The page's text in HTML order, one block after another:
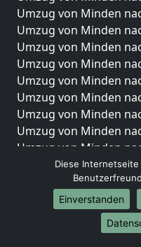
Umzug von Minden
Umzug von Minden
Umzug von Minden
Umzug von Minden
Umzug von Minden
Umzug von Minden
Umzug von Minden
Umzug von Minden
Umzug von Minden
Umzug von Minden
Umzug von Minden
Umzüge-
Umzug von Minden
Diese
Einverstanden